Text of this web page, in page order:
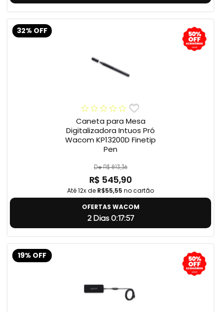
32% OFF
Caneta para Mesa
Digitalizadora Intuos Pró
Wacom KP13200D Finetip
Pen
De R$ 813,36
R$ 545,90
Até 12x de R$55,55 no cartão
OFERTAS WACOM
2 Dias 0:17:56
19% OFF